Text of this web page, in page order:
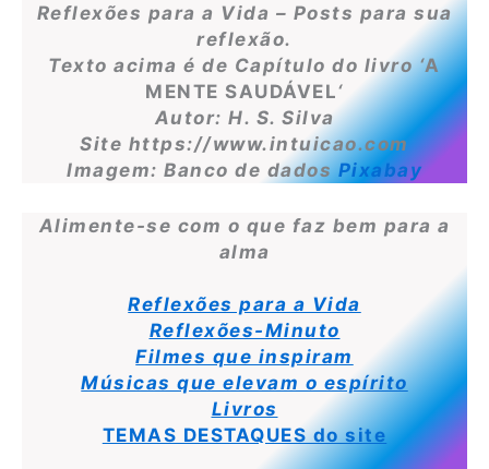
Reflexões para a Vida – Posts para sua
reflexão.
Texto acima é de Capítulo do livro ‘A
MENTE SAUDÁVEL‘
Autor: H. S. Silva
Site https://www.intuicao.com
Imagem: Banco de dadosPixabay
Alimente-se com o que faz bem para a
alma
Reflexões para a Vida
Reflexões-Minuto
Filmes que inspiram
Músicas que elevam o espírito
Livros
TEMAS DESTAQUES do site